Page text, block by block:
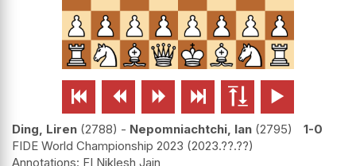
     
Ding, Liren 2788 - Nepomniachtchi, Ian 2795
1-0
FIDE World Championship 2023 2023.??.??
FI Niklesh Jain